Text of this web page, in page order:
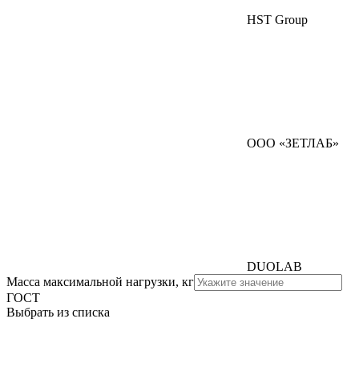
HST Group
ООО «ЗЕТЛАБ»
DUOLAB
Масса максимальной нагрузки, кг
ГОСТ
Выбрать из списка